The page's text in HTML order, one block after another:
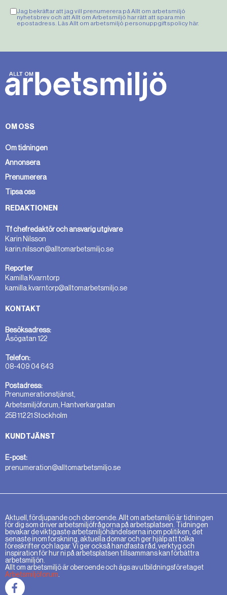
Jag bekräftar att jag vill prenumerera på Allt om arbetsmiljö
nyhetsbrev och att Allt om Arbetsmiljö har rätt att spara min
epostadress. Läs Allt om arbetsmiljö personuppgiftspolicy här.
OM OSS
Om tidningen
Annonsera
Prenumerera
Tipsa oss
REDAKTIONEN
Tf chefredaktör och ansvarig utgivare
Karin Nilsson
karin.nilsson@alltomarbetsmiljo.se
Reporter
Kamilla Kvarntorp
kamilla.kvarntorp@alltomarbetsmiljo.se
KONTAKT
Besöksadress:
Åsögatan 122
Telefon:
08-409 04 643
Postadress:
Prenumerationstjänst,
Arbetsmiljöforum, Hantverkargatan
25B 112 21 Stockholm
KUNDTJÄNST
E-post:
prenumeration@alltomarbetsmiljo.se
Aktuell, fördjupande och oberoende. Allt om arbetsmiljö är tidningen
för dig som driver arbetsmiljöfrågorna på arbetsplatsen. Tidningen
bevakar de viktigaste arbetsmiljöhändelserna inom politiken, det
senaste inom forskning, aktuella domar och ger hjälp att tolka
föreskrifter och lagar. Vi ger också handfasta råd, verktyg och
inspiration för hur ni på arbetsplatsen tillsammans kan förbättra
arbetsmiljön.
Allt om arbetsmiljö är oberoende och ägs av utbildningsföretaget
Arbetsmiljöforum